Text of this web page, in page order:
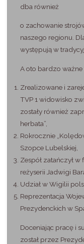
dba również
o zachowanie
naszego regionu.
występują w
A oto bardzo ważne
Zrealizowane i
TVP 1 widowisko
zostały również
herbata”,
Rokrocznie
Szopce Lubelskiej,
Zespół zatańczył
reżyserii Jadwigi
Udział w Wigilii
Reprezentacja
Prezydenckich w
Doceniając pracę i
został przez